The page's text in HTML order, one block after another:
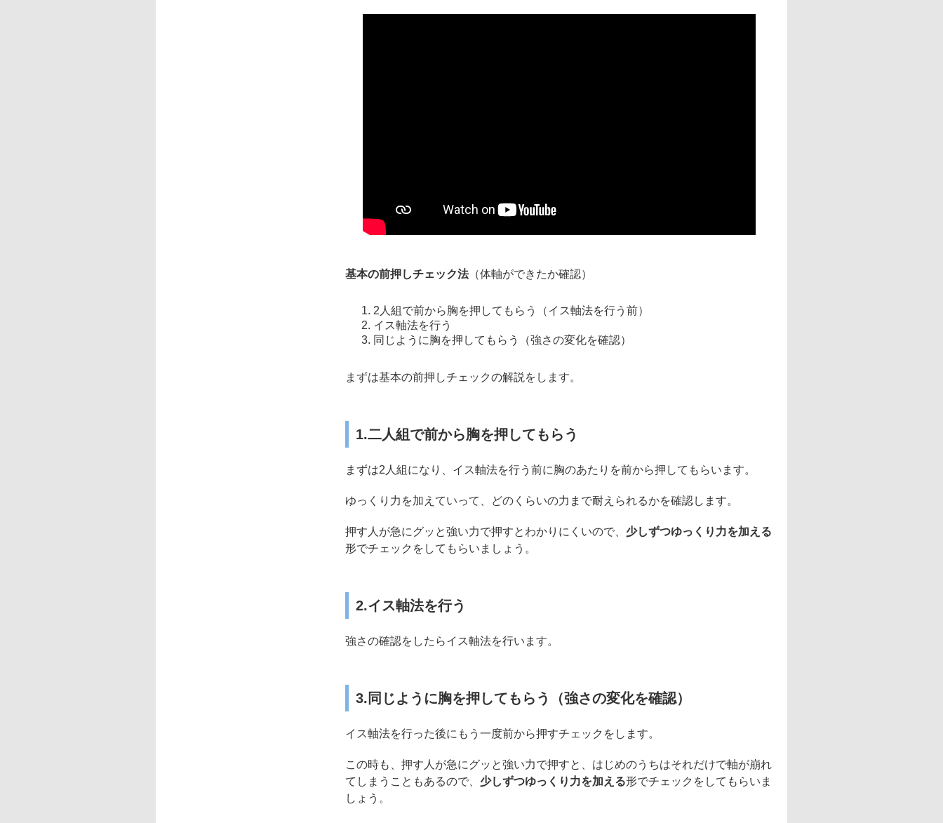
基本の前押しチェック法（体軸ができたか確認）
2人組で前から胸を押してもらう（イス軸法を行う前）
イス軸法を行う
同じように胸を押してもらう（強さの変化を確認）
まずは基本の前押しチェックの解説をします。
1.二人組で前から胸を押してもらう
まずは2人組になり、イス軸法を行う前に胸のあたりを前から押してもらいます。
ゆっくり力を加えていって、どのくらいの力まで耐えられるかを確認します。
押す人が急にグッと強い力で押すとわかりにくいので、 少しずつゆっくり力を加える
形でチェックをしてもらいましょう。
2.イス軸法を行う
強さの確認をしたらイス軸法を行います。
3.同じように胸を押してもらう（強さの変化を確認）
イス軸法を行った後にもう一度前から押すチェックをします。
この時も、押す人が急にグッと強い力で押すと、はじめのうちはそれだけで軸が崩れ
てしまうこともあるので、 少しずつゆっくり力を加える形でチェックをしてもらいま
しょう。